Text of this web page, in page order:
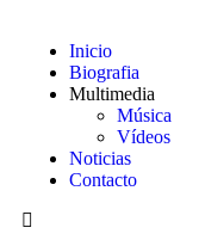
Inicio
Biografia
Multimedia
Música
Vídeos
Noticias
Contacto